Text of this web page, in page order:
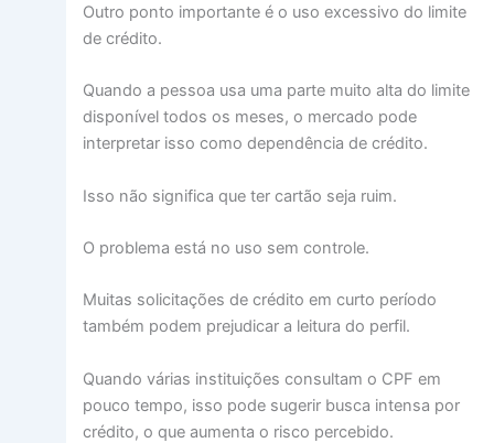
Outro ponto importante é o uso excessivo do limite
de crédito.
Quando a pessoa usa uma parte muito alta do limite
disponível todos os meses, o mercado pode
interpretar isso como dependência de crédito.
Isso não significa que ter cartão seja ruim.
O problema está no uso sem controle.
Muitas solicitações de crédito em curto período
também podem prejudicar a leitura do perfil.
Quando várias instituições consultam o CPF em
pouco tempo, isso pode sugerir busca intensa por
crédito, o que aumenta o risco percebido.